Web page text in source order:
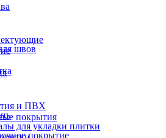
и ПВХ
покрытия
швов
для укладки плитки
покрытие